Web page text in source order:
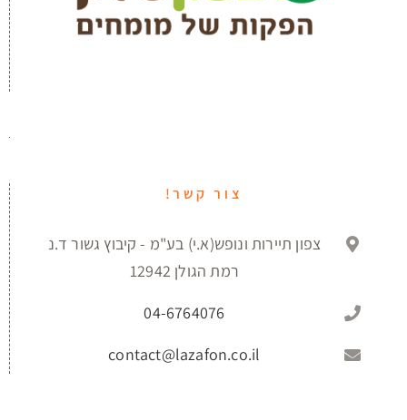
צור קשר!
צפון תיירות ונופש(א.י) בע"מ - קיבוץ גשור ד.נ
רמת הגולן 12942
04-6764076
contact@lazafon.co.il